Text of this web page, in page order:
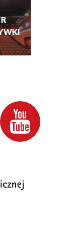
CENTRUM
KULTURY
I KINO
GRAJFKA